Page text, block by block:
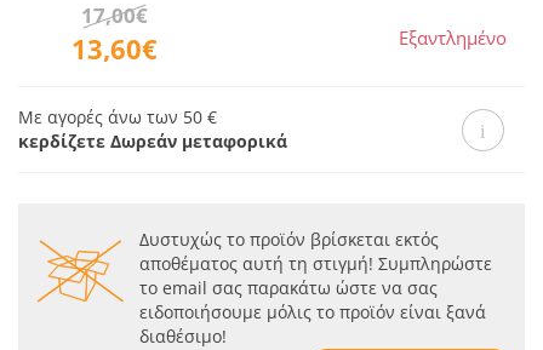
13,60€
17,00€
Εξαντλημένο
Με αγορές άνω των 50 €
κερδίζετε Δωρεάν μεταφορικά
Δυστυχώς το προϊόν βρίσκεται εκτός
αποθέματος αυτή τη στιγμή! Συμπληρώστε
το email σας παρακάτω ώστε να σας
ειδοποιήσουμε μόλις το προϊόν είναι ξανά
διαθέσιμο!